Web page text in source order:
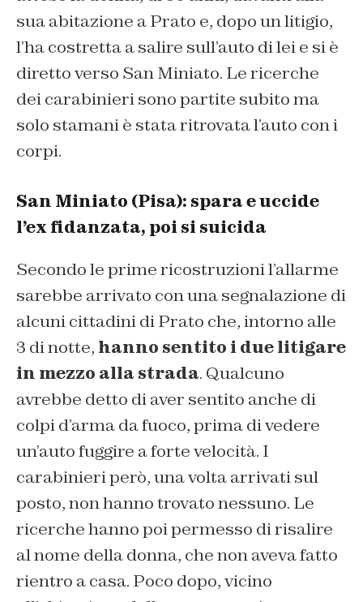
sua abitazione a Prato e, dopo un litigio,
l’ha costretta a salire sull’auto di lei e si è
diretto verso San Miniato. Le ricerche
dei carabinieri sono partite subito ma
solo stamani è stata ritrovata l’auto con i
corpi.
San Miniato (Pisa): spara e uccide
l’ex fidanzata, poi si suicida
Secondo le prime ricostruzioni l’allarme
sarebbe arrivato con una segnalazione di
alcuni cittadini di Prato che, intorno alle
3 di notte, hanno sentito i due litigare
in mezzo alla strada. Qualcuno
avrebbe detto di aver sentito anche di
colpi d’arma da fuoco, prima di vedere
un’auto fuggire a forte velocità. I
carabinieri però, una volta arrivati sul
posto, non hanno trovato nessuno. Le
ricerche hanno poi permesso di risalire
al nome della donna, che non aveva fatto
rientro a casa. Poco dopo, vicino